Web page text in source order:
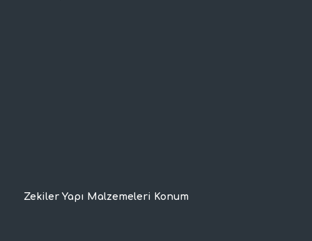
Zekiler Yapı Malzemeleri Konum